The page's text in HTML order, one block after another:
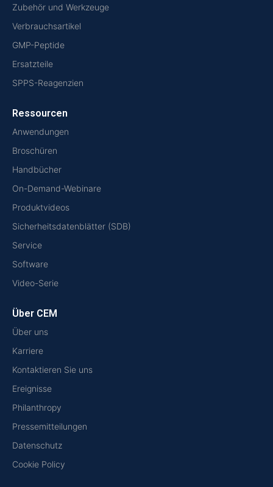
Zubehör und Werkzeuge
Verbrauchsartikel
GMP-Peptide
Ersatzteile
SPPS-Reagenzien
Ressourcen
Anwendungen
Broschüren
Handbücher
On-Demand-Webinare
Produktvideos
Sicherheitsdatenblätter (SDB)
Service
Software
Video-Serie
Über CEM
Über uns
Karriere
Kontaktieren Sie uns
Ereignisse
Philanthropy
Pressemitteilungen
Datenschutz
Cookie Policy